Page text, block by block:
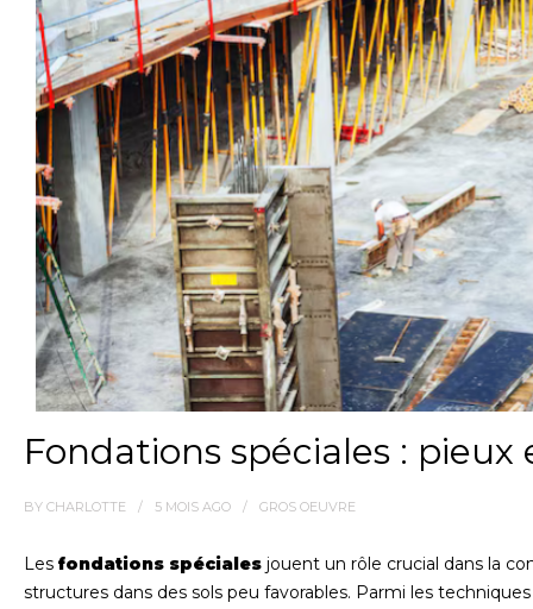
Fondations spéciales :
BY CHARLOTTE 5 MOIS AGO GROS OEUVRE
Les fondations spéciales jouent un rôle crucial dans la
structures dans des sols peu favorables. Parmi les